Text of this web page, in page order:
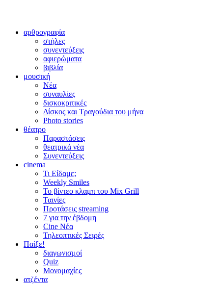
αρθρογραφία
στήλες
συνεντεύξεις
αφιερώματα
βιβλία
μουσική
Νέα
συναυλίες
δισκοκριτικές
Δίσκος και Τραγούδια του μήνα
Photo stories
θέατρο
Παραστάσεις
θεατρικά νέα
Συνεντεύξεις
cinema
Τι Είδαμε;
Weekly Smiles
Το βίντεο κλαμπ του Mix Grill
Ταινίες
Προτάσεις streaming
7 για την έβδομη
Cine Νέα
Τηλεοπτικές Σειρές
Παίξε!
διαγωνισμοί
Quiz
Μονομαχίες
ατζέντα